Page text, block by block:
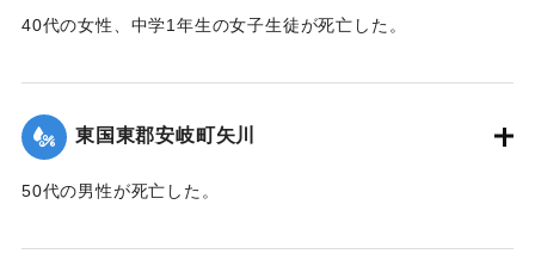
農業用地施設の崩壊二三二ヶ所、被害総額二一億八千万円の
その惨状は目を蔽わしめるものであった。
間髪を入れぬ自衛隊の出動と、全国各地から寄せられた救援
物資により当面の困難は
半困苦と戦い、遂に本年
｜固有コード: 00679041
40代の女性、中学1年生の女子生徒が死亡した。
｜固有コード: 00679042
東国東郡安岐町矢川
50代の男性が死亡した。